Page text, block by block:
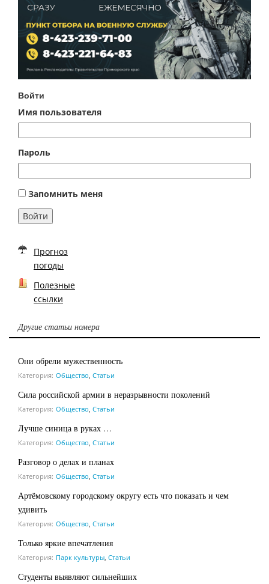
Войти
Имя пользователя
Пароль
Запомнить меня
Войти
Прогноз
погоды
Полезные
ссылки
Другие статьи номера
Они обрели мужественность
Категория: Общество, Статьи
Сила российской армии в неразрывности поколений
Категория: Общество, Статьи
Лучше синица в руках …
Категория: Общество, Статьи
Разговор о делах и планах
Категория: Общество, Статьи
Артёмовскому городскому округу есть что показать и чем
удивить
Категория: Общество, Статьи
Только яркие впечатления
Категория: Парк культуры, Статьи
Студенты выявляют сильнейших